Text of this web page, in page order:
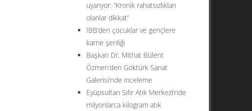
uyarıyor: ”Kronik rahatsızlıkları
olanlar dikkat”
İBB’den çocuklar ve gençlere
karne şenliği
Başkan Dr. Mithat Bülent
Özmen’den Göktürk Sanat
Galerisi’nde inceleme
Eyüpsultan Sıfır Atık Merkezi’nde
milyonlarca kilogram atık